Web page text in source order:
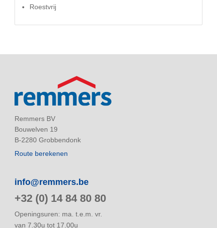
Roestvrij
Remmers BV
Bouwelven 19
B-2280 Grobbendonk
Route berekenen
info@remmers.be
+32 (0) 14 84 80 80
Openingsuren: ma. t.e.m. vr.
van 7.30u tot 17.00u